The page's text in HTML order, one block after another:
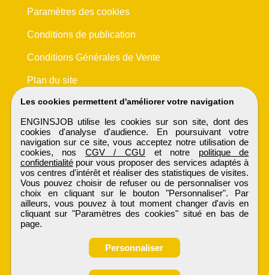
Les cookies permettent d'améliorer votre navigation
ENGINSJOB utilise les cookies sur son site, dont des
cookies d'analyse d'audience. En poursuivant votre
navigation sur ce site, vous acceptez notre utilisation de
cookies, nos CGV / CGU et notre politique de
confidentialitépour vous proposer des services adaptés à
vos centres d'intérêt et réaliser des statistiques de visites.
Vous pouvez choisir de refuser ou de personnaliser vos
choix en cliquant sur le bouton "Personnaliser". Par
ailleurs, vous pouvez à tout moment changer d'avis en
cliquant sur "Paramètres des cookies" situé en bas de
page.
Personnaliser
Paramètres des cookies
Conditions de publication
Conditions Générales de Vente
Plan du site